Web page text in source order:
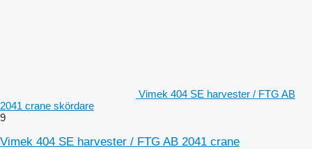
Vimek 404 SE harvester / FTG AB
2041 crane skördare
9
Vimek 404 SE harvester / FTG AB 2041 crane